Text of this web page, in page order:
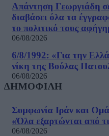
Απάντηση Γεωργιάδη
διαβάσει όλα τα
το πολιτικό τους
06/08/2026
6/8/1992: «Για την
νίκη της Βούλας
06/08/2026
ΔΗΜΟΦΙΛΗ
Συμφωνία Ιράν και
«Όλα εξαρτώνται από
06/08/2026